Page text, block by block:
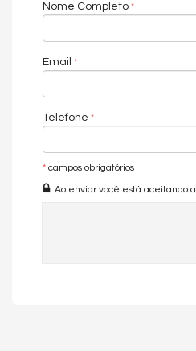
Nome Completo
Email
Telefone
* campos obrigatórios
Ao enviar você está aceitando a